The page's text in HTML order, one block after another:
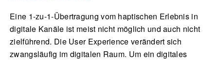
Eine 1-zu-1-Übertragung vom haptischen Erlebnis in
digitale Kanäle ist meist nicht möglich und auch nicht
zielführend. Die User Experience verändert sich
zwangsläufig im digitalen Raum. Um ein digitales